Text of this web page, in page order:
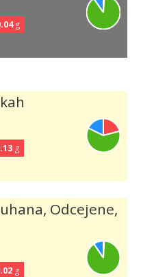
g
g
Odcejene,
g